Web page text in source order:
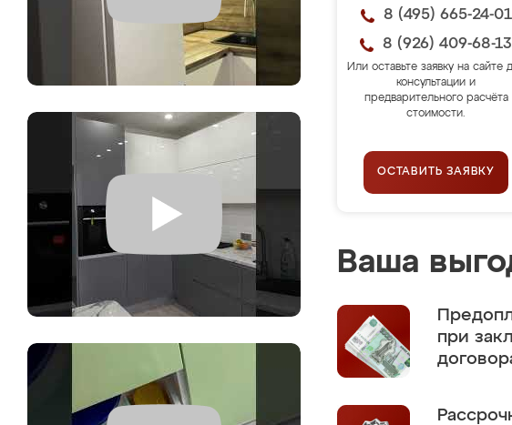
8 (495) 665-24-01
8 (926) 409-68-13
Или оставьте заявку на сайте
консультации и
предварительного расчёта
стоимости.
ОСТАВИТЬ ЗАЯВКУ
Ваша
при